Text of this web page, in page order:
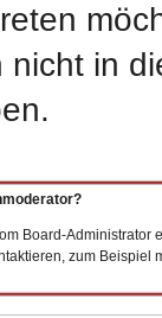
nicht in
Board-Administrator
zum Beispiel